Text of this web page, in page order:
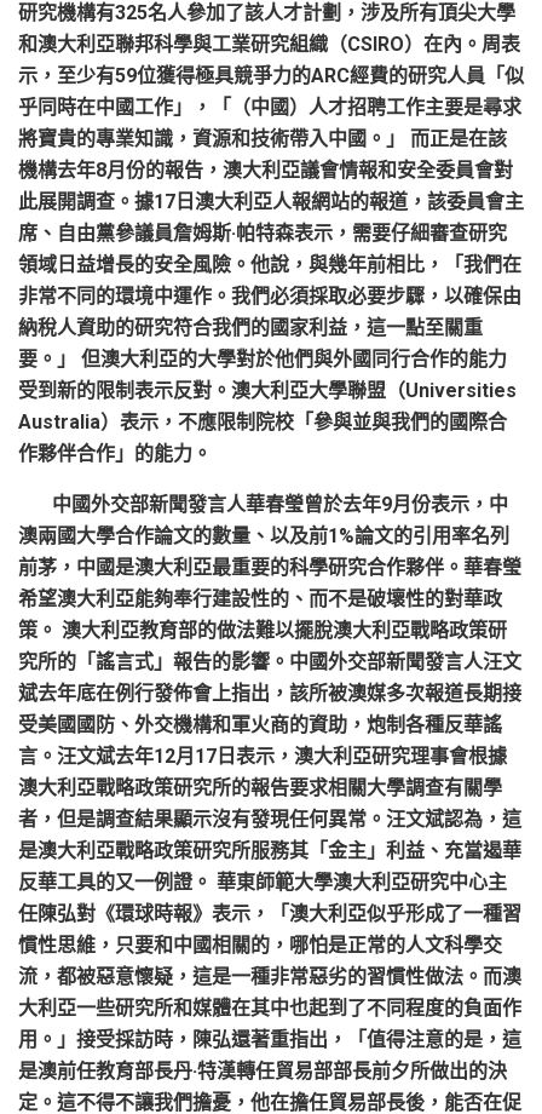
研究機構有325名人參加了該人才計劃，涉及所有頂尖大學
和澳大利亞聯邦科學與工業研究組織（CSIRO）在內。周表
示，至少有59位獲得極具競爭力的ARC經費的研究人員「似
乎同時在中國工作」，「（中國）人才招聘工作主要是尋求
將寶貴的專業知識，資源和技術帶入中國。」 而正是在該
機構去年8月份的報告，澳大利亞議會情報和安全委員會對
此展開調查。據17日澳大利亞人報網站的報道，該委員會主
席、自由黨參議員詹姆斯·帕特森表示，需要仔細審查研究
領域日益增長的安全風險。他說，與幾年前相比，「我們在
非常不同的環境中運作。我們必須採取必要步驟，以確保由
納稅人資助的研究符合我們的國家利益，這一點至關重
要。」 但澳大利亞的大學對於他們與外國同行合作的能力
受到新的限制表示反對。澳大利亞大學聯盟（Universities
Australia）表示，不應限制院校「參與並與我們的國際合
作夥伴合作」的能力。
中國外交部新聞發言人華春瑩曾於去年9月份表示，中
澳兩國大學合作論文的數量、以及前1%論文的引用率名列
前茅，中國是澳大利亞最重要的科學研究合作夥伴。華春瑩
希望澳大利亞能夠奉行建設性的、而不是破壞性的對華政
策。 澳大利亞教育部的做法難以擺脫澳大利亞戰略政策研
究所的「謠言式」報告的影響。中國外交部新聞發言人汪文
斌去年底在例行發佈會上指出，該所被澳媒多次報道長期接
受美國國防、外交機構和軍火商的資助，炮制各種反華謠
言。汪文斌去年12月17日表示，澳大利亞研究理事會根據
澳大利亞戰略政策研究所的報告要求相關大學調查有關學
者，但是調查結果顯示沒有發現任何異常。汪文斌認為，這
是澳大利亞戰略政策研究所服務其「金主」利益、充當遏華
反華工具的又一例證。 華東師範大學澳大利亞研究中心主
任陳弘對《環球時報》表示，「澳大利亞似乎形成了一種習
慣性思維，只要和中國相關的，哪怕是正常的人文科學交
流，都被惡意懷疑，這是一種非常惡劣的習慣性做法。而澳
大利亞一些研究所和媒體在其中也起到了不同程度的負面作
用。」接受採訪時，陳弘還著重指出，「值得注意的是，這
是澳前任教育部長丹·特漢轉任貿易部部長前夕所做出的決
定。這不得不讓我們擔憂，他在擔任貿易部長後，能否在促